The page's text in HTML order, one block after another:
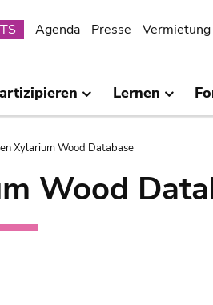
Agenda Presse Vermietung
Lernen
Xylarium Wood Database
Wood